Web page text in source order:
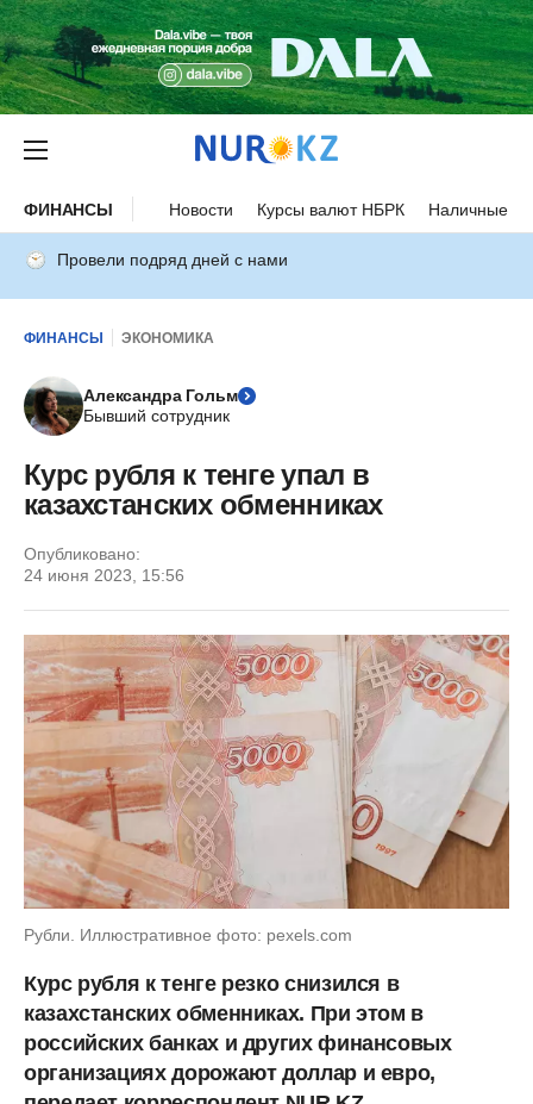
ФИНАНСЫ Новости Курсы валют НБРК Наличные
Провели подряд дней с нами
ФИНАНСЫ ЭКОНОМИКА
Александра Гольм
Бывший сотрудник
Курс рубля к тенге упал в
казахстанских обменниках
Опубликовано:
24 июня 2023, 15:56
Рубли. Иллюстративное фото: pexels.com
Курс рубля к тенге резко снизился в
казахстанских обменниках. При этом в
российских банках и других финансовых
организациях дорожают доллар и евро,